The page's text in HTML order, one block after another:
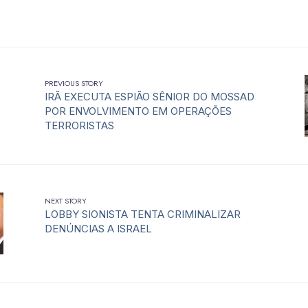
PREVIOUS STORY
IRÃ EXECUTA ESPIÃO SÊNIOR DO MOSSAD
POR ENVOLVIMENTO EM OPERAÇÕES
TERRORISTAS
NEXT STORY
LOBBY SIONISTA TENTA CRIMINALIZAR
DENÚNCIAS A ISRAEL